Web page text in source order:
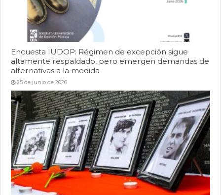
Encuesta IUDOP: Régimen de excepción sigue
altamente respaldado, pero emergen demandas de
alternativas a la medida
25 de junio de 2026